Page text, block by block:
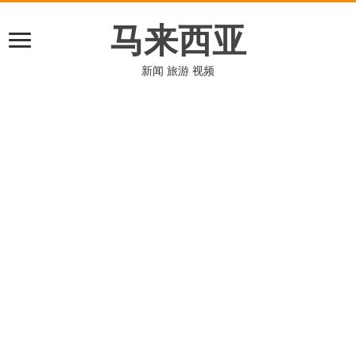
马来西亚
新闻 旅游 视频